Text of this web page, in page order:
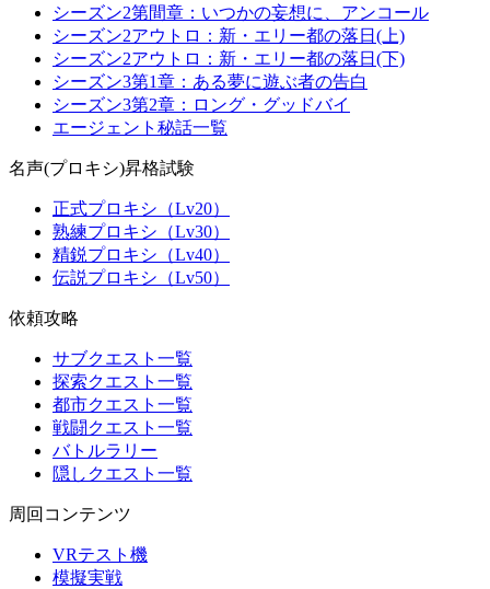
シーズン2第間章：いつかの妄想に、アンコール
シーズン2アウトロ：新・エリー都の落日(上)
シーズン2アウトロ：新・エリー都の落日(下)
シーズン3第1章：ある夢に遊ぶ者の告白
シーズン3第2章：ロング・グッドバイ
エージェント秘話一覧
名声(プロキシ)昇格試験
正式プロキシ（Lv20）
熟練プロキシ（Lv30）
精鋭プロキシ（Lv40）
伝説プロキシ（Lv50）
依頼攻略
サブクエスト一覧
探索クエスト一覧
都市クエスト一覧
戦闘クエスト一覧
バトルラリー
隠しクエスト一覧
周回コンテンツ
VRテスト機
模擬実戦